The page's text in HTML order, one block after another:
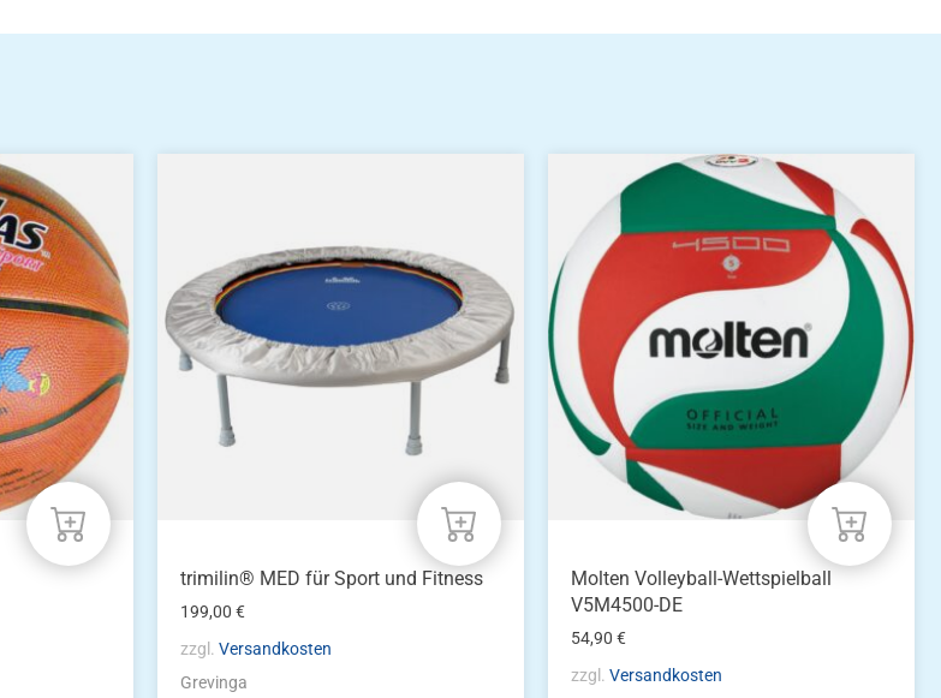
trimilin® MED für Sport und Fitness
199,00€
zzgl.Versandkosten
Grevinga
Molten Volleyball-Wettspielball
V5M4500-DE
54,90€
zzgl.Versandkosten